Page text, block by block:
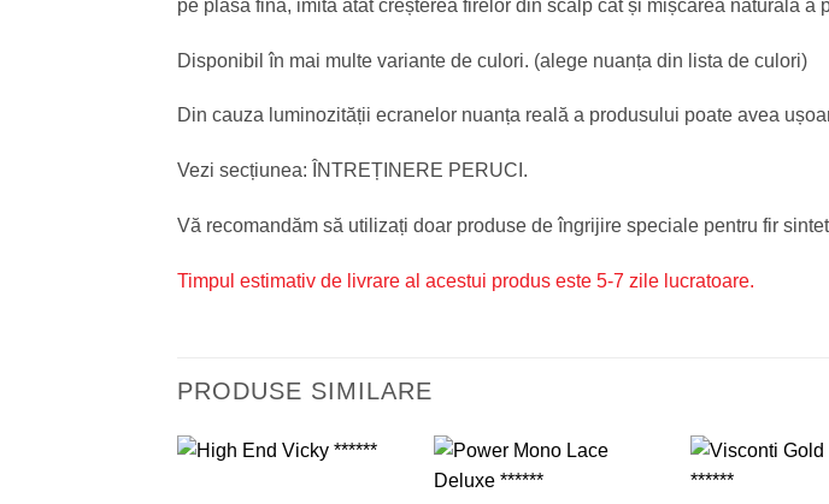
pe plasă fină, imită atât creșterea firelor din scalp cât și mișcarea naturală a
Disponibil în mai multe variante de culori. (alege nuanța din lista de culori)
Din cauza luminozității ecranelor nuanța reală a produsului poate avea
Vezi secțiunea: ÎNTREȚINERE PERUCI.
Vă recomandăm să utilizați doar produse de îngrijire speciale pentru fir
Timpul estimativ de livrare al acestui produs este 5-7 zile lucratoare.
PRODUSE SIMILARE